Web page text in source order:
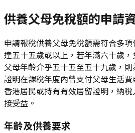
供養父母免稅額的申請
申請報稅供養父母免稅額需符合多
達五十五歲或以上，若年滿六十歲
父母年齡介乎五十五至五十九歲，
證明在課稅年度內曾支付父母生活
香港居民或持有有效居留證明，納
接受益。
年齡及供養要求